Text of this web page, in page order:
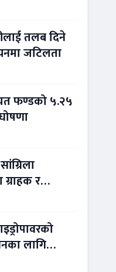
तलब दिने
जटिलता
फण्डको ५.२५
र
लागि